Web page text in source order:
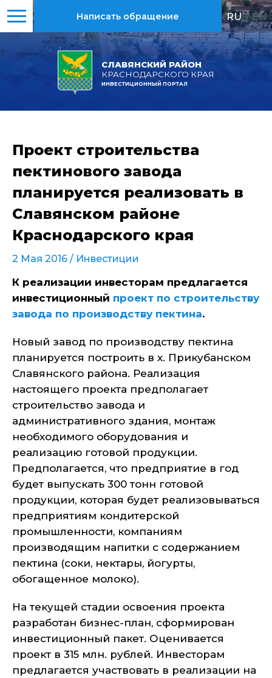
СЛАВЯНСКИЙ РАЙОН
КРАСНОДАРСКОГО КРАЯ
ИНВЕСТИЦИОННЫЙ ПОРТАЛ
Написать обращение RU | EN
Проект строительства
пектинового завода
планируется реализовать в
Славянском районе
Краснодарского края
2 Мая 2016 / Инвестиции
К реализации инвесторам предлагается
инвестиционный проект по строительству
завода по производству пектина.
Новый завод по производству пектина
планируется построить в х. Прикубанском
Славянского района. Реализация
настоящего проекта предполагает
строительство завода и
административного здания, монтаж
необходимого оборудования и
реализацию готовой продукции.
Предполагается, что предприятие в год
будет выпускать 300 тонн готовой
продукции, которая будет реализовываться
предприятиям кондитерской
промышленности, компаниям
производящим напитки с содержанием
пектина (соки, нектары, йогурты,
обогащенное молоко).
На текущей стадии освоения проекта
разработан бизнес-план, сформирован
инвестиционный пакет. Оценивается
проект в 315 млн. рублей. Инвесторам
предлагается участвовать в реализации на